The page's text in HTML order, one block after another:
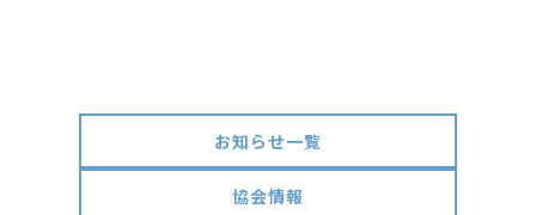
お知らせ一覧
協会情報